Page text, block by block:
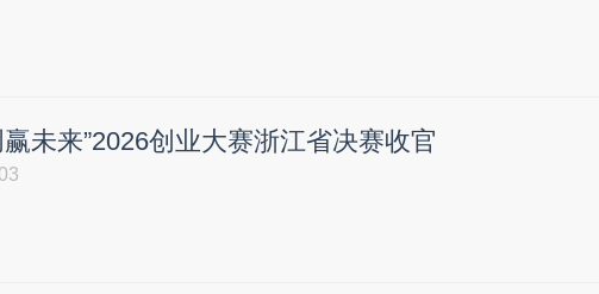
赢未来”2026创业大赛浙江省决赛收官